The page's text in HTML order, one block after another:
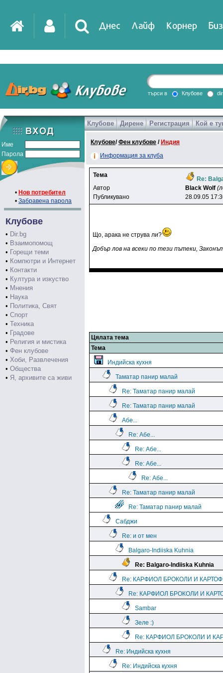
Днес Лайф Корнер
DirTV Impressio
Games
търси в Клубове
Име
Парола
• Нов потребител
• Забравена парола
Клубове
• Dir.bg
• Взаимопомощ
• Горещи теми
• Компютри и Интернет
• Контакти
• Култура и изкуство
• Мнения
• Наука
• Политика, Свят
• Спорт
• Техника
• Градове
• Религия и мистика
• Фен клубове
• Хоби, Развлечения
• Общества
• Я, архивите са живи
Клубове Дирене Регистрация Кой е
Клубове/Фен клубове / Индия
Информация за клуба
Тема
Re:
Автор
Black Wolf
Публикувано
28.09.05
Що, арака не струва ли?
Добър лов на всеки по тези пътеки,
Цялата тема
Тема
Индийска кухня
Таматар панир малай
Re: Таматар панир малай
Re: Таматар панир малай
Абе...
Re: Абе...
Re: Абе...
Re: Абе...
Re: Абе...
Re: Таматар панир малай
Re: Таматар панир малай
Сабджи
Re: и от мен
Balgaro-Indiiska Kuhnia
Re: Balgaro-Indiiska Kuhnia
Re: КАРФИОЛ БРОКОЛИ И
Re: КАРФИОЛ БРОКОЛИ И
Sambar
Зеле :)
Re: КАРФИОЛ БРОКОЛИ И
Re: Индийска кухня
Re: Индийска кухня